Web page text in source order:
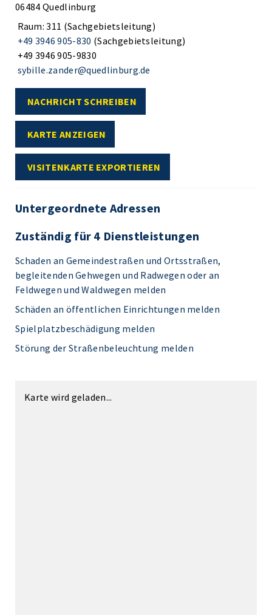
06484 Quedlinburg
Raum: 311 (Sachgebietsleitung)
+49 3946 905-830 (Sachgebietsleitung)
+49 3946 905-9830
sybille.zander@quedlinburg.de
NACHRICHT SCHREIBEN
KARTE ANZEIGEN
VISITENKARTE EXPORTIEREN
Untergeordnete Adressen
Zuständig für 4 Dienstleistungen
Schaden an Gemeindestraßen und Ortsstraßen,
begleitenden Gehwegen und Radwegen oder an
Feldwegen und Waldwegen melden
Schäden an öffentlichen Einrichtungen melden
Spielplatzbeschädigung melden
Störung der Straßenbeleuchtung melden
Karte wird geladen...